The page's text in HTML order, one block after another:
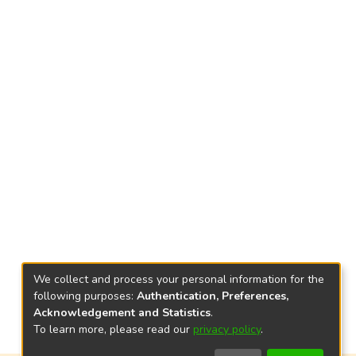
We collect and process your personal information for the
following purposes: Authentication, Preferences,
Acknowledgement and Statistics.
To learn more, please read our privacy policy.